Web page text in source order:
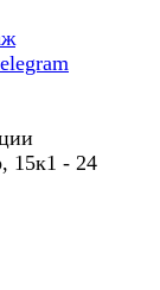
15к1 - 24